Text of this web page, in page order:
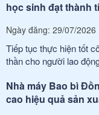
học sinh đạt thành
Ngày đăng: 29/07/2026
Tiếp tục thực hiện tốt
thần cho người lao
Nhà máy Bao bì
cao hiệu quả sản